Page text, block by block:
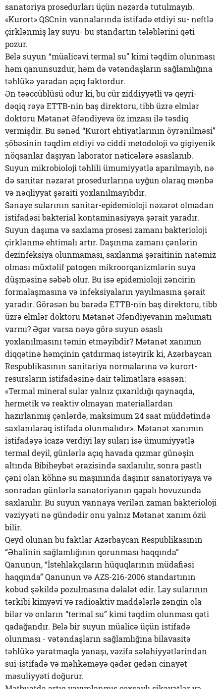
sanatoriya prosedurları üçün nəzərdə tutulmayıb.
«Kurort» QSCnin vannalarında istifadə etdiyi su- neftlə
çirklənmiş lay suyu- bu standartın tələblərini qəti
pozur.
Belə suyun “müalicəvi termal su” kimi təqdim olunması
həm qanunsuzdur, həm də vətəndaşların sağlamlığına
təhlükə yaradan açıq faktordur.
Ən təəccüblüsü odur ki, bu cür ziddiyyətli və qeyri-
dəqiq rəyə ETTB-nin baş direktoru, tibb üzrə elmlər
doktoru Mətanət Əfəndiyeva öz imzası ilə təsdiq
vermişdir. Bu sənəd “Kurort ehtiyatlarının öyrənilməsi”
şöbəsinin təqdim etdiyi və ciddi metodoloji və gigiyenik
nöqsanlar daşıyan laborator nəticələrə əsaslanıb.
Suyun mikrobioloji təhlili ümumiyyətlə aparılmayıb, nə
də sanitar nəzarət prosedurlarına uyğun olaraq mənbə
və nəqliyyat şəraiti yoxlanılmayıbdır.
Sənaye sularının sanitar-epidemioloji nəzarət olmadan
istifadəsi bakterial kontaminasiyaya şərait yaradır.
Suyun daşıma və saxlama prosesi zamanı bakterioloji
çirklənmə ehtimalı artır. Daşınma zamanı çənlərin
dezinfeksiya olunmaması, saxlanma şəraitinin natəmiz
olması müxtəlif patogen mikroorqanizmlərin suya
düşməsinə səbəb olur. Bu isə epidemioloji zəncirin
formalaşmasına və infeksiyaların yayılmasına şərait
yaradır. Görəsən bu barədə ETTB-nin baş direktoru, tibb
üzrə elmlər doktoru Mətanət Əfəndiyevanın məlumatı
varmı? Əgər varsa nəyə görə suyun əsaslı
yoxlanılmasını təmin etməyibdir? Mətanət xanımın
diqqətinə həmçinin çatdırmaq istəyirik ki, Azərbaycan
Respublikasının sanitariya normalarına və kurort-
resursların istifadəsinə dair təlimatlara əsasən:
«Termal mineral sular yalnız çıxarıldığı qaynaqda,
hermetik və reaktiv olmayan materiallardan
hazırlanmış çənlərdə, maksimum 24 saat müddətində
saxlanılaraq istifadə olunmalıdır». Mətanət xanımın
istifadəyə icazə verdiyi lay suları isə ümumiyyətlə
termal deyil, günlərlə açıq havada qızmar günəşin
altında Bibiheybət ərazisində saxlanılır, sonra pastlı
çəni olan köhnə su maşınında daşınır sanatoriyaya və
sonradan günlərlə sanatoriyanın qapalı hovuzunda
saxlanılır. Bu suyun vannaya verilən zaman bakterioloji
vəziyyəti nə gündədir onu yalnız Mətanət xanım özü
bilir.
Qeyd olunan bu faktlar Azərbaycan Respublikasının
“Əhalinin sağlamlığının qorunması haqqında”
Qanunun, “İstehlakçıların hüquqlarının müdafiəsi
haqqında” Qanunun və AZS-216-2006 standartının
kobud şəkildə pozulmasına dəlalət edir. Lay sularının
tərkibi kimyəvi və radioaktiv maddələrlə zəngin ola
bilər və onların “termal su” kimi təqdim olunması qəti
qadağandır. Belə bir suyun müalicə üçün istifadə
olunması - vətəndaşların sağlamlığına bilavasitə
təhlükə yaratmaqla yanaşı, vəzifə səlahiyyətlərindən
sui-istifadə və məhkəməyə qədər gedən cinayət
məsuliyyəti doğurur.